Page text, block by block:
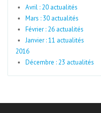
Avril : 20 actualités
Mars : 30 actualités
Février : 26 actualités
Janvier : 11 actualités
2016
Décembre : 23 actualités